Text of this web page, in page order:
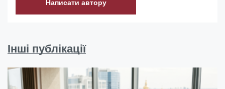
Написати автору
Інші публікації